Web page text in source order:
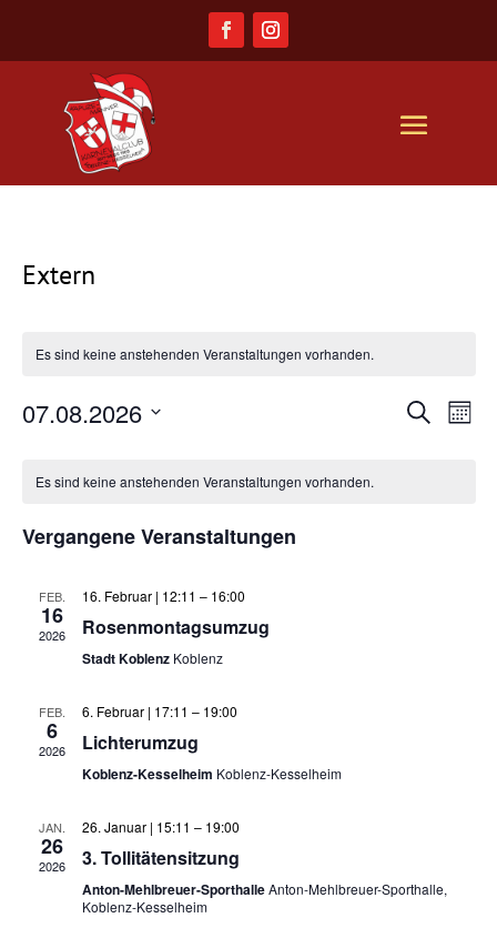
Extern
Es sind keine anstehenden Veranstaltungen vorhanden.
SucheMonat
07.08.2026
wählen.
Kalender
Veranstaltungen
Es sind keine anstehenden Veranstaltungen vorhanden.
Vergangene Veranstaltungen
FEB.
16
2026
16. Februar | 12:11 – 16:00
Rosenmontagsumzug
Stadt Koblenz Koblenz
FEB.
6
2026
6. Februar | 17:11 – 19:00
Lichterumzug
Koblenz-Kesselheim Koblenz-Kesselheim
JAN.
26
2026
26. Januar | 15:11 – 19:00
3. Tollitätensitzung
Anton-Mehlbreuer-SporthalleAnton-Mehlbreuer-Sporthalle,
Koblenz-Kesselheim